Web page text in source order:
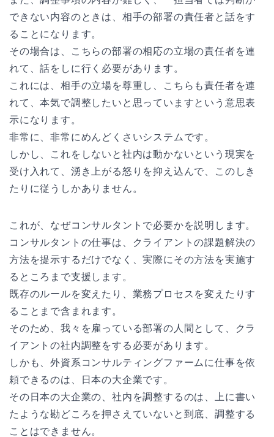
できない内容のときは、相手の部署の責任者と話をす
ることになります。
その場合は、こちらの部署の相応の立場の責任者を連
れて、話をしに行く必要があります。
これには、相手の立場を尊重し、こちらも責任者を連
れて、本気で調整したいと思っていますという意思表
示になります。
非常に、非常にめんどくさいシステムです。
しかし、これをしないと社内は動かないという現実を
受け入れて、湧き上がる怒りを抑え込んで、このしき
たりに従うしかありません。
これが、なぜコンサルタントで必要かを説明します。
コンサルタントの仕事は、クライアントの課題解決の
方法を提示するだけでなく、実際にその方法を実施す
るところまで支援します。
既存のルールを変えたり、業務プロセスを変えたりす
ることまで含まれます。
そのため、我々を雇っている部署の人間として、クラ
イアントの社内調整をする必要があります。
しかも、外資系コンサルティングファームに仕事を依
頼できるのは、日本の大企業です。
その日本の大企業の、社内を調整するのは、上に書い
たような勘どころを押さえていないと到底、調整する
ことはできません。